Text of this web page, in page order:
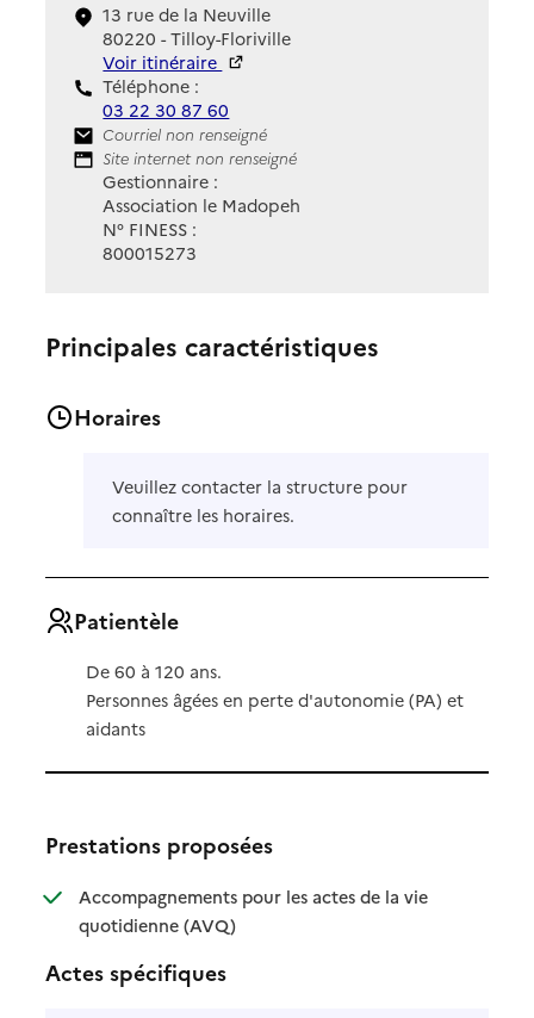
13 rue de la Neuville
80220 - Tilloy-Floriville
Voir itinéraire
Téléphone :
03 22 30 87 60
Contact
Courriel non renseigné
Site Internet
Site internet non renseigné
Gestionnaire :
Association le Madopeh
N° FINESS :
800015273
Principales caractéristiques
Horaires
Veuillez contacter la structure pour
connaître les horaires.
Patientèle
De 60 à 120 ans.
Personnes âgées en perte d'autonomie (PA) et
aidants
Prestations proposées
Accompagnements pour les actes de la vie
quotidienne (AVQ): disponible
: non disponible
Actes spécifiques